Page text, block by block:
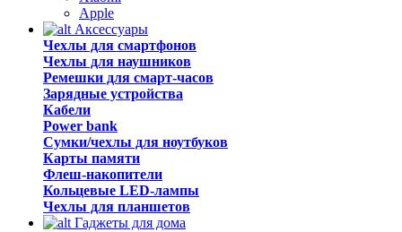
Apple
Аксессуары
Чехлы для смартфонов
Чехлы для наушников
Ремешки для смарт-часов
Зарядные устройства
Кабели
Power bank
Сумки/чехлы для ноутбуков
Карты памяти
Флеш-накопители
Кольцевые LED-лампы
Чехлы для планшетов
Гаджеты для дома